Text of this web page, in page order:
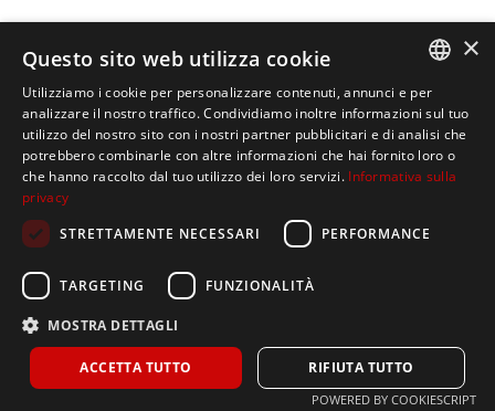
Home
La nostra azienda
Prodotti
ITALIAN
SPANISH
ENGLISH
×
Questo sito web utilizza cookie
Utilizziamo i cookie per personalizzare contenuti, annunci e per
analizzare il nostro traffico. Condividiamo inoltre informazioni sul tuo
utilizzo del nostro sito con i nostri partner pubblicitari e di analisi che
potrebbero combinarle con altre informazioni che hai fornito loro o
che hanno raccolto dal tuo utilizzo dei loro servizi. Informativa sulla
privacy
STRETTAMENTE NECESSARI
PERFORMANCE
TARGETING FUNZIONALITÀ
MOSTRA DETTAGLI
ACCETTA TUTTO RIFIUTA TUTTO
POWERED BY COOKIESCRIPT